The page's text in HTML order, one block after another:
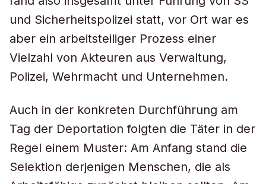
und Sicherheitspolizei statt, vor Ort war es
aber ein arbeitsteiliger Prozess einer
Vielzahl von Akteuren aus Verwaltung,
Polizei, Wehrmacht und Unternehmen.
Auch in der konkreten Durchführung am
Tag der Deportation folgten die Täter in der
Regel einem Muster: Am Anfang stand die
Selektion derjenigen Menschen, die als